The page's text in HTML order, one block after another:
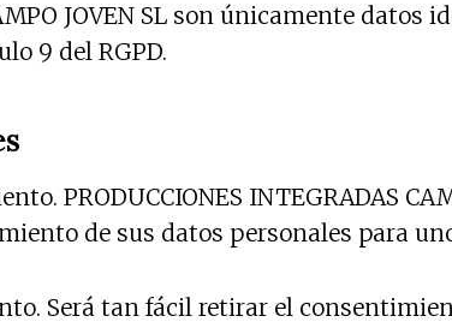
JOVEN SL son únicamente
9 del RGPD.
PRODUCCIONES INTEGRADAS
de sus datos personales para
Será tan fácil retirar el